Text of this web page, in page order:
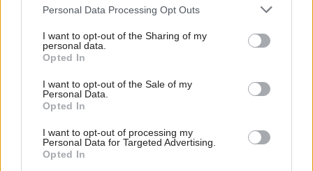
Please note that this website/app uses one or more Google
not limited to your visit or usage behaviour. You may click to
grant or deny consent to Google and its third-party tags to
use your data for below specified purposes in below Google
consent section.
Personal Data Processing Opt Outs
I want to opt-out of the Sharing of my
personal data.
Opted In
I want to opt-out of the Sale of my
Personal Data.
Opted In
I want to opt-out of processing my
Personal Data for Targeted Advertising.
Opted In
Zdroj: BIS audio
Reverzne uzavretá skriňa a
MatrixTM
Matrix je základnou technológiou B & W už viac ako 30
rokov a počas tejto doby sa neustále vyvíja. Je to